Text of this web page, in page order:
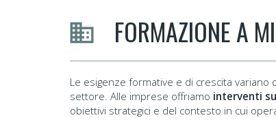
FORMAZIONE A
Le esigenze formative e di crescita variano
settore. Alle imprese offriamo interventi
obiettivi strategici e del contesto in cui